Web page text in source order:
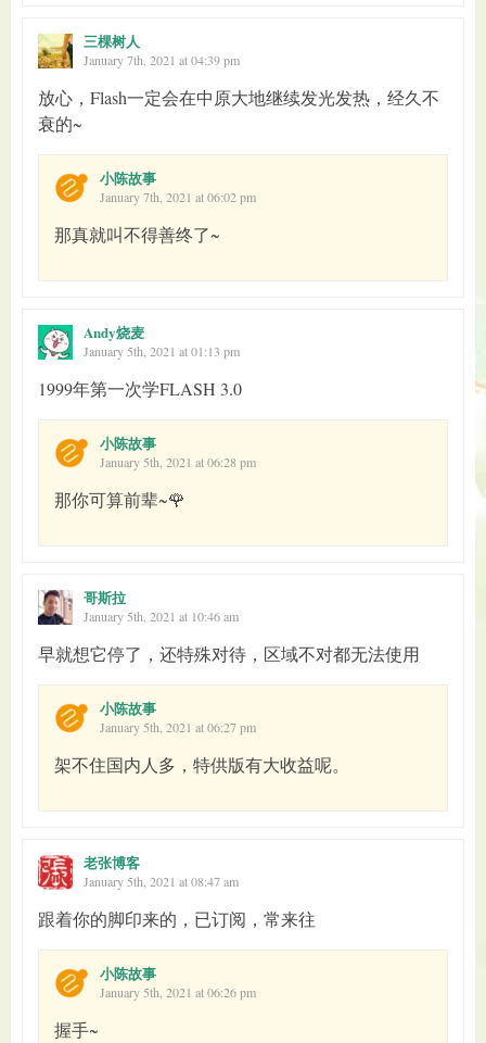
三棵树人
January 7th, 2021 at 04:39 pm
放心，Flash一定会在中原大地继续发光发热，经久不
衰的~
小陈故事
January 7th, 2021 at 06:02 pm
那真就叫不得善终了~
Andy烧麦
January 5th, 2021 at 01:13 pm
1999年第一次学FLASH 3.0
小陈故事
January 5th, 2021 at 06:28 pm
那你可算前辈~🌹
哥斯拉
January 5th, 2021 at 10:46 am
早就想它停了，还特殊对待，区域不对都无法使用
小陈故事
January 5th, 2021 at 06:27 pm
架不住国内人多，特供版有大收益呢。
老张博客
January 5th, 2021 at 08:47 am
跟着你的脚印来的，已订阅，常来往
小陈故事
January 5th, 2021 at 06:26 pm
握手~